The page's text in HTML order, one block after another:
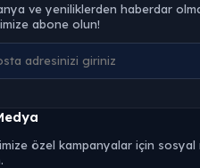
ve yeniliklerden haberdar
abone olun!
özel kampanyalar için sosyal